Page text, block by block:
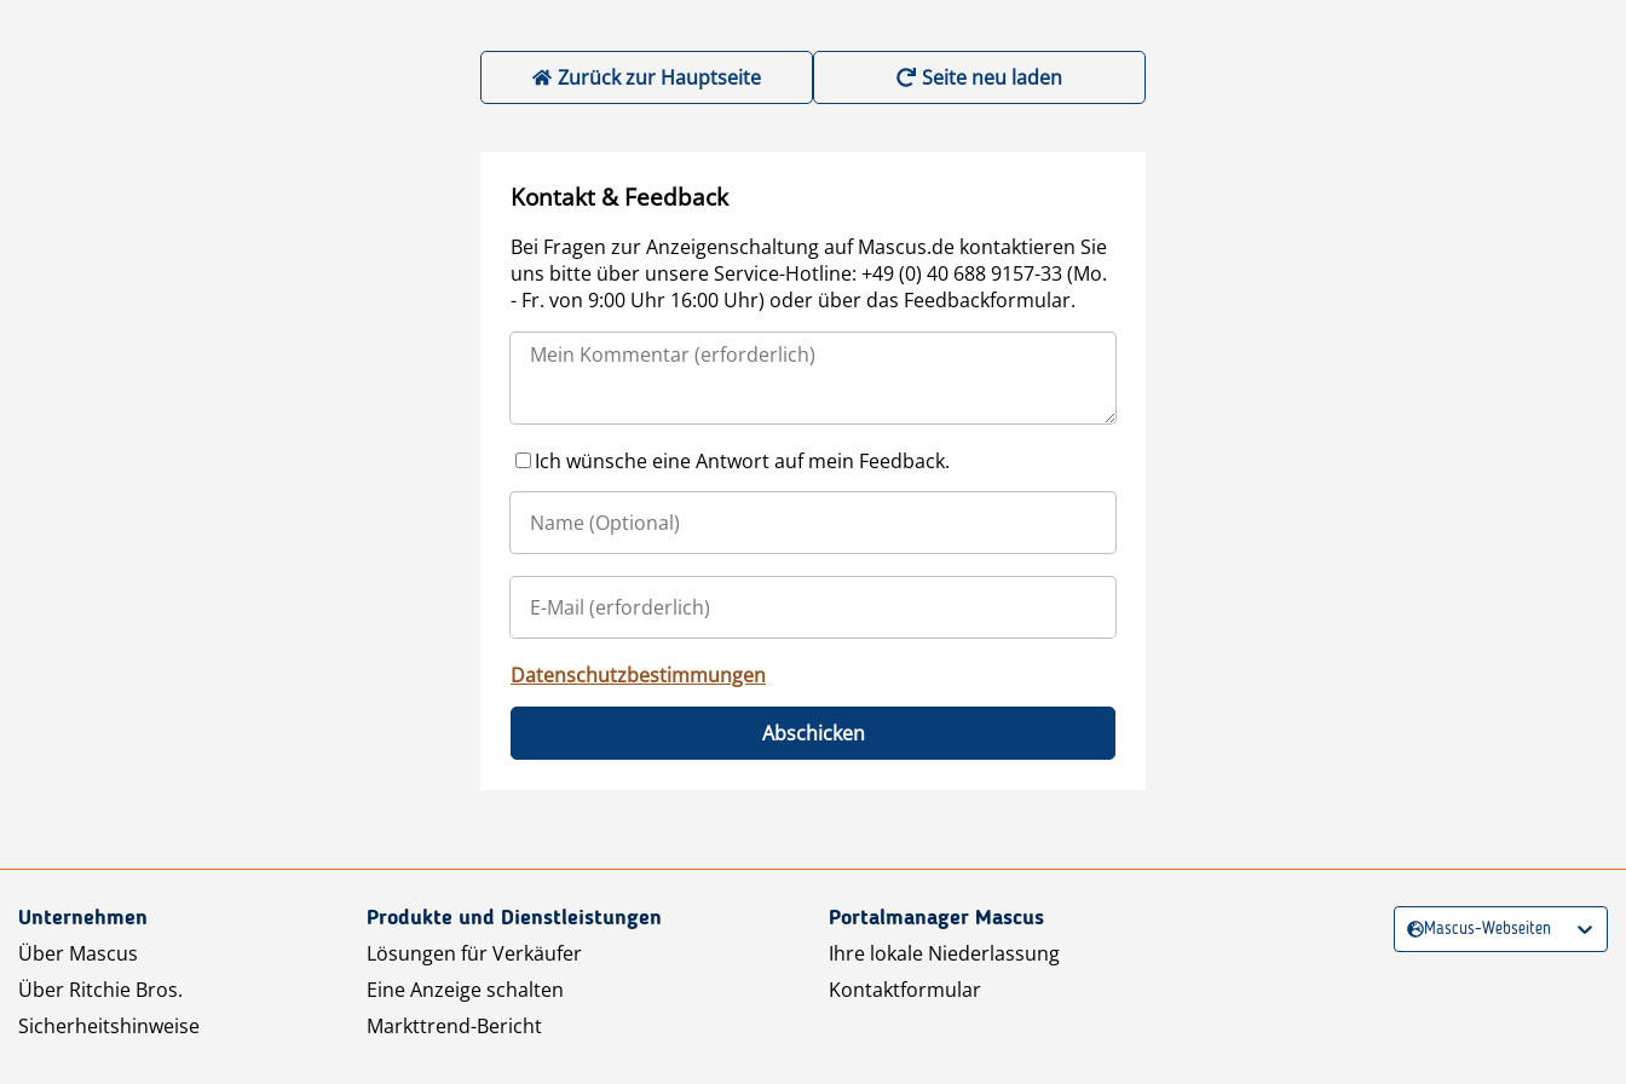
Zurück zur Hauptseite Seite neu laden
Kontakt & Feedback
Bei Fragen zur Anzeigenschaltung auf Mascus.de kontaktieren Sie
uns bitte über unsere Service-Hotline: +49 (0) 40 688 9157-33 (Mo.
- Fr. von 9:00 Uhr 16:00 Uhr) oder über das Feedbackformular.
Ich wünsche eine Antwort auf mein Feedback.
Datenschutzbestimmungen
Abschicken
Unternehmen
Über Mascus
Über Ritchie Bros.
Sicherheitshinweise
Produkte und Dienstleistungen
Lösungen für Verkäufer
Eine Anzeige schalten
Markttrend-Bericht
Portalmanager Mascus
Ihre lokale Niederlassung
Kontaktformular
Mascus-Webseiten